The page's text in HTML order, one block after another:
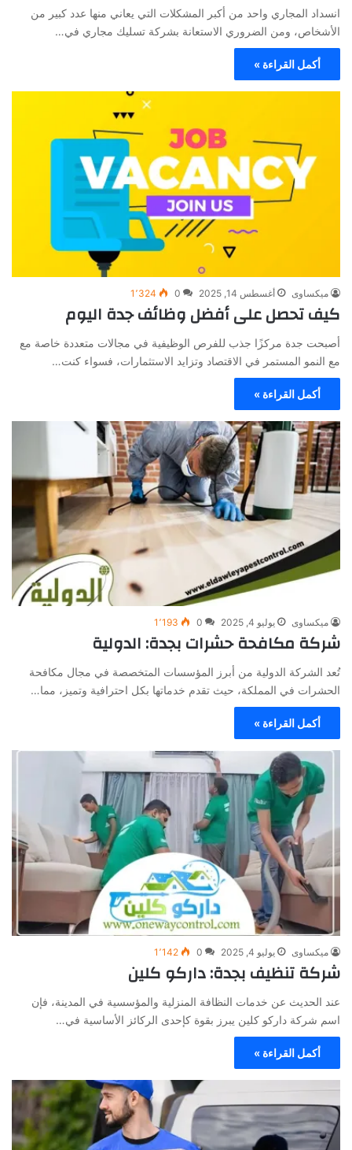
انسداد المجاري واحد من أكبر المشكلات التي يعاني منها عدد كبير من
الأشخاص، ومن الضروري الاستعانة بشركة تسليك مجاري في…
أكمل القراءة »
ميكساوى أغسطس 14, 2025 0 1٬324
كيف تحصل على أفضل وظائف جدة اليوم
أصبحت جدة مركزًا جذب للفرص الوظيفية في مجالات متعددة خاصة مع
مع النمو المستمر في الاقتصاد وتزايد الاستثمارات، فسواء كنت…
أكمل القراءة »
ميكساوى يوليو 4, 2025 0 1٬193
شركة مكافحة حشرات بجدة: الدولية
تُعد الشركة الدولية من أبرز المؤسسات المتخصصة في مجال مكافحة
الحشرات في المملكة، حيث تقدم خدماتها بكل احترافية وتميز، مما…
أكمل القراءة »
ميكساوى يوليو 4, 2025 0 1٬142
شركة تنظيف بجدة: داركو كلين
عند الحديث عن خدمات النظافة المنزلية والمؤسسية في المدينة، فإن
اسم شركة داركو كلين يبرز بقوة كإحدى الركائز الأساسية في…
أكمل القراءة »